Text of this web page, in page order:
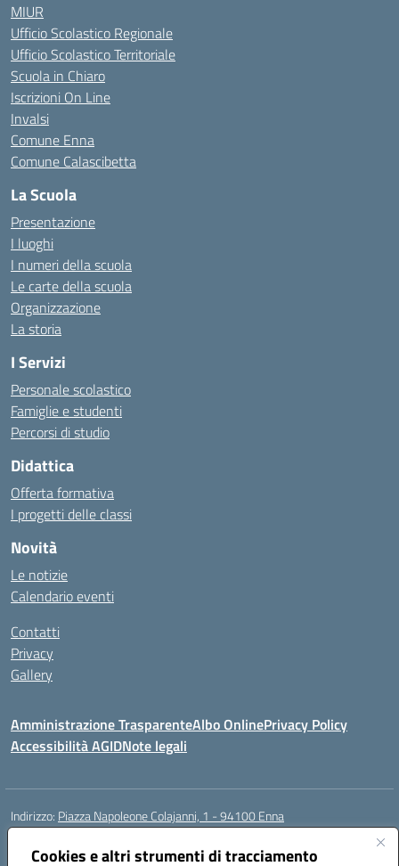
Cookies e altri strumenti di tracciamento
MIUR
Ufficio Scolastico Regionale
Ufficio Scolastico Territoriale
Scuola in Chiaro
Iscrizioni On Line
Invalsi
Comune Enna
Comune Calascibetta
La Scuola
Presentazione
I luoghi
I numeri della scuola
Le carte della scuola
Organizzazione
La storia
I Servizi
Personale scolastico
Famiglie e studenti
Percorsi di studio
Didattica
Offerta formativa
I progetti delle classi
Novità
Le notizie
Calendario eventi
Contatti
Privacy
Gallery
Amministrazione TrasparenteAlbo OnlinePrivacy Policy
Accessibilità AGIDNote legali
Indirizzo: Piazza Napoleone Colajanni, 1 - 94100 Enna
Centralino:
Posta elettronica certificata (PEC):enic81500a@pec.istruzione.it